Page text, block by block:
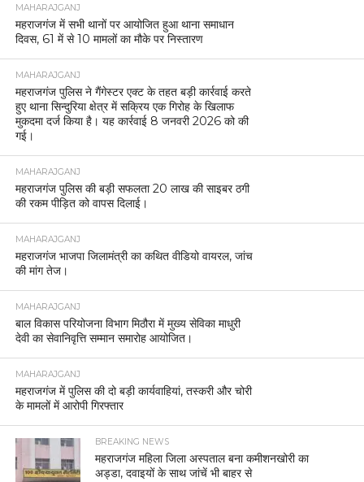
MAHARAJGANJ
महराजगंज में सभी थानों पर आयोजित हुआ थाना समाधान
दिवस, 61 में से 10 मामलों का मौके पर निस्तारण
MAHARAJGANJ
महराजगंज पुलिस ने गैंगेस्टर एक्ट के तहत बड़ी कार्रवाई करते
हुए थाना सिन्दुरिया क्षेत्र में सक्रिय एक गिरोह के खिलाफ
मुकदमा दर्ज किया है। यह कार्रवाई 8 जनवरी 2026 को की
गई।
MAHARAJGANJ
महराजगंज पुलिस की बड़ी सफलता 20 लाख की साइबर ठगी
की रकम पीड़ित को वापस दिलाई।
MAHARAJGANJ
महराजगंज भाजपा जिलामंत्री का कथित वीडियो वायरल, जांच
की मांग तेज।
MAHARAJGANJ
बाल विकास परियोजना विभाग मिठौरा में मुख्य सेविका माधुरी
देवी का सेवानिवृत्ति सम्मान समारोह आयोजित।
MAHARAJGANJ
महराजगंज में पुलिस की दो बड़ी कार्यवाहियां, तस्करी और चोरी
के मामलों में आरोपी गिरफ्तार
BREAKING NEWS
महराजगंज महिला जिला अस्पताल बना कमीशनखोरी का
अड्डा, दवाइयों के साथ जांचें भी बाहर से